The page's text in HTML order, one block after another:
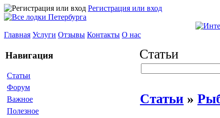
Регистрация или вход
Главная Услуги Отзывы Контакты О нас
Навигация
Статьи
Форум
Важное
Полезное
Статьи
Статьи »